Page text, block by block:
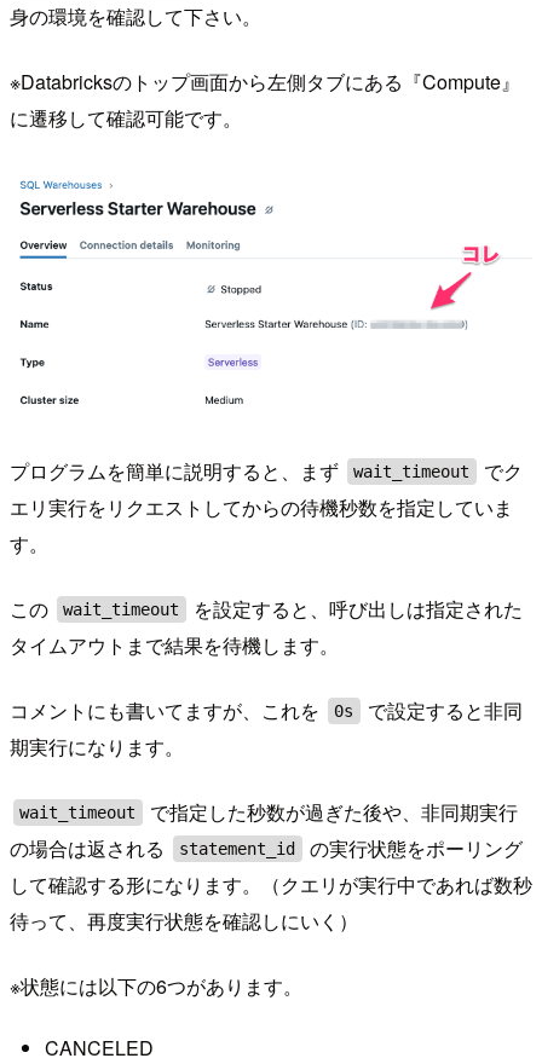
身の環境を確認して下さい。
※Databricksのトップ画面から左側タブにある『Compute』
に遷移して確認可能です。
プログラムを簡単に説明すると、まず wait_timeout
でク
エリ実行をリクエストしてからの待機秒数を指定していま
す。
この wait_timeout
を設定すると、呼び出しは指定された
タイムアウトまで結果を待機します。
コメントにも書いてますが、これを 0s
で設定すると非同
期実行になります。
wait_timeout
で指定した秒数が過ぎた後や、非同期実行
の場合は返される
statement_id
の実行状態をポーリング
して確認する形になります。（クエリが実行中であれば数秒
待って、再度実行状態を確認しにいく）
※状態には以下の6つがあります。
CANCELED